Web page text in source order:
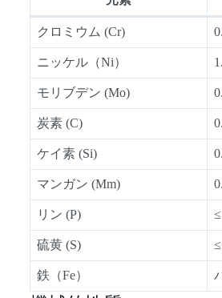
クロミウム (Cr)
ニッケル（Ni）
モリブデン (Mo)
炭素 (C)
ケイ素 (Si)
マンガン (Mm)
リン (P)
硫黄 (S)
鉄（Fe）